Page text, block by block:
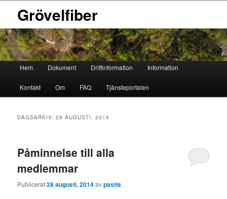
Grövelfiber
Huvudmeny
Hoppa
till
Hoppa
till
Hem Dokument Driftinformation Information
Kontakt Om FAQ Tjänsteportalen
DAGSARKIV:28 AUGUSTI, 2014
Påminnelse till alla
medlemmar
Publicerat28 augusti, 2014avpastis